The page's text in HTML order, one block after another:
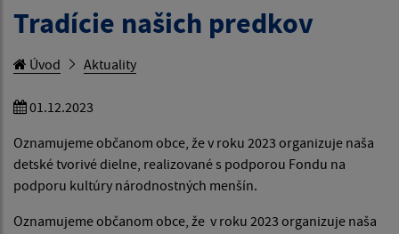
Tradície našich predkov
Úvod Aktuality
01.12.2023
Oznamujeme občanom obce, že v roku 2023 organizuje naša
detské tvorivé dielne, realizované s podporou Fondu na
podporu kultúry národnostných menšín.
Oznamujeme občanom obce, že v roku 2023 organizuje naša